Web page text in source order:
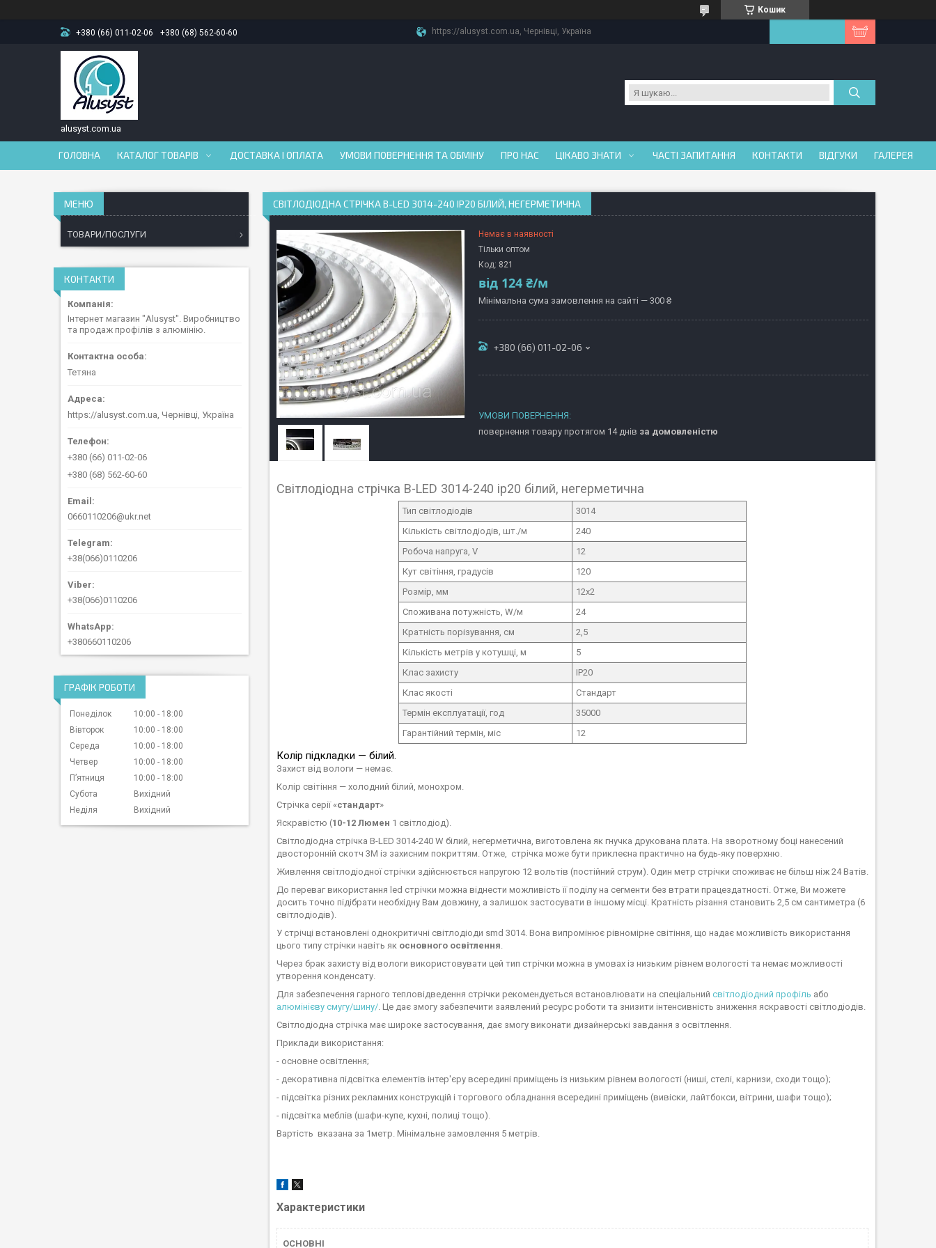
Кошик
+380 (66) 011-02-06 +380 (68) 562-60-60 https://alusyst.com.ua, Чернівці, Україна
alusyst.com.ua
ГОЛОВНА КАТАЛОГ ТОВАРІВ ДОСТАВКА І ОПЛАТА УМОВИ ПОВЕРНЕННЯ ТА ОБМІНУ ПРО НАС ЦІКАВО ЗНАТИ ЧАСТІ ЗАПИТАННЯ КОНТАКТИ ВІДГУКИ ГАЛЕРЕЯ
СВІТЛОДІОДНА СТРІЧКА B-LED 3014-240 IP20 БІЛИЙ, НЕГЕРМЕТИЧНА
Немає в наявності
Тільки оптом
Код: 821
від 124 ₴/м
Мінімальна сума замовлення на сайті — 300 ₴
+380 (66) 011-02-06
повернення товару протягом 14 днів за домовленістю
Світлодіодна стрічка B-LED 3014-240 ip20 білий, негерметична
Тип світлодіодів
3014
Кількість світлодіодів, шт./м
240
Робоча напруга, V
12
Кут світіння, градусів
120
Розмір, мм
12х2
Споживана потужність, W/м
24
Кратність порізування, см
2,5
Кількість метрів у котушці, м
5
Клас захисту
IP20
Клас якості
Стандарт
Термін експлуатації, год
35000
Гарантійний термін, міс
12
Колір підкладки — білий.
Захист від вологи — немає.
Колір світіння — холодний білий, монохром.
Стрічка серії «стандарт»
Яскравістю (10-12 Люмен 1 світлодіод).
Світлодіодна стрічка B-LED 3014-240 W білий, негерметична, виготовлена як гнучка друкована плата. На зворотному боці нанесений
двосторонній скотч 3M із захисним покриттям. Отже, стрічка може бути приклеєна практично на будь-яку поверхню.
Живлення світлодіодної стрічки здійснюється напругою 12 вольтів (постійний струм). Один метр стрічки споживає не більш ніж 24 Ватів.
До переваг використання led стрічки можна віднести можливість її поділу на сегменти без втрати працездатності. Отже, Ви можете
досить точно підібрати необхідну Вам довжину, а залишок застосувати в іншому місці. Кратність різання становить 2,5 см сантиметра (6
світлодіодів).
У стрічці встановлені однокритичні світлодіоди smd 3014. Вона випромінює рівномірне світіння, що надає можливість використання
цього типу стрічки навіть як основного освітлення.
Через брак захисту від вологи використовувати цей тип стрічки можна в умовах із низьким рівнем вологості та немає можливості
утворення конденсату.
Для забезпечення гарного тепловідведення стрічки рекомендується встановлювати на спеціальний світлодіодний профіль або
алюмінієву смугу/шину/. Це дає змогу забезпечити заявлений ресурс роботи та знизити інтенсивність зниження яскравості світлодіодів.
Світлодіодна стрічка має широке застосування, дає змогу виконати дизайнерські завдання з освітлення.
Приклади використання:
- основне освітлення;
- декоративна підсвітка елементів інтер'єру всередині приміщень із низьким рівнем вологості (ниші, стелі, карнизи, сходи тощо);
- підсвітка різних рекламних конструкцій і торгового обладнання всередині приміщень (вивіски, лайтбокси, вітрини, шафи тощо);
- підсвітка меблів (шафи-купе, кухні, полиці тощо).
Вартість вказана за 1метр. Мінімальне замовлення 5 метрів.
Характеристики
ОСНОВНІ
ТОВАРИ/ПОСЛУГИ
КОНТАКТИ
Інтернет магазин "Alusyst". Виробництво
та продаж профілів з алюмінію.
Тетяна
https://alusyst.com.ua, Чернівці, Україна
+380 (66) 011-02-06
+380 (68) 562-60-60
0660110206@ukr.net
+38(066)0110206
+38(066)0110206
+380660110206
ГРАФІК РОБОТИ
Понеділок 10:00
18:00
Вівторок
10:00
18:00
Середа
10:00
18:00
Четвер
10:00
18:00
Пʼятниця
10:00
18:00
Субота
Вихідний
Неділя
Вихідний